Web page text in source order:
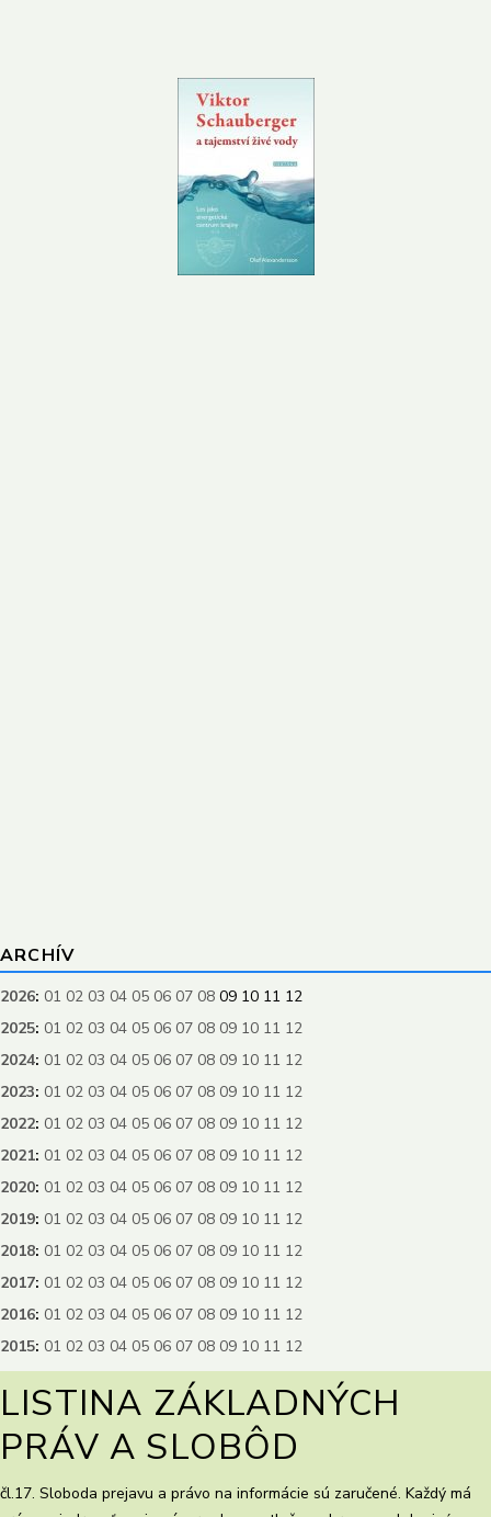
ARCHÍV
2026: 01 02 03 04 05 06 07 08 09 10 11 12
2025: 01 02 03 04 05 06 07 08 09 10 11 12
2024: 01 02 03 04 05 06 07 08 09 10 11 12
2023: 01 02 03 04 05 06 07 08 09 10 11 12
2022: 01 02 03 04 05 06 07 08 09 10 11 12
2021: 01 02 03 04 05 06 07 08 09 10 11 12
2020: 01 02 03 04 05 06 07 08 09 10 11 12
2019: 01 02 03 04 05 06 07 08 09 10 11 12
2018: 01 02 03 04 05 06 07 08 09 10 11 12
2017: 01 02 03 04 05 06 07 08 09 10 11 12
2016: 01 02 03 04 05 06 07 08 09 10 11 12
2015: 01 02 03 04 05 06 07 08 09 10 11 12
LISTINA ZÁKLADNÝCH
PRÁV A SLOBÔD
čl.17. Sloboda prejavu a právo na informácie sú zaručené. Každý má